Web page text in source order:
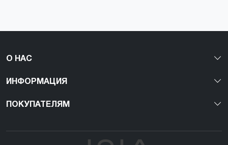
О НАС
ИНФОРМАЦИЯ
ПОКУПАТЕЛЯМ